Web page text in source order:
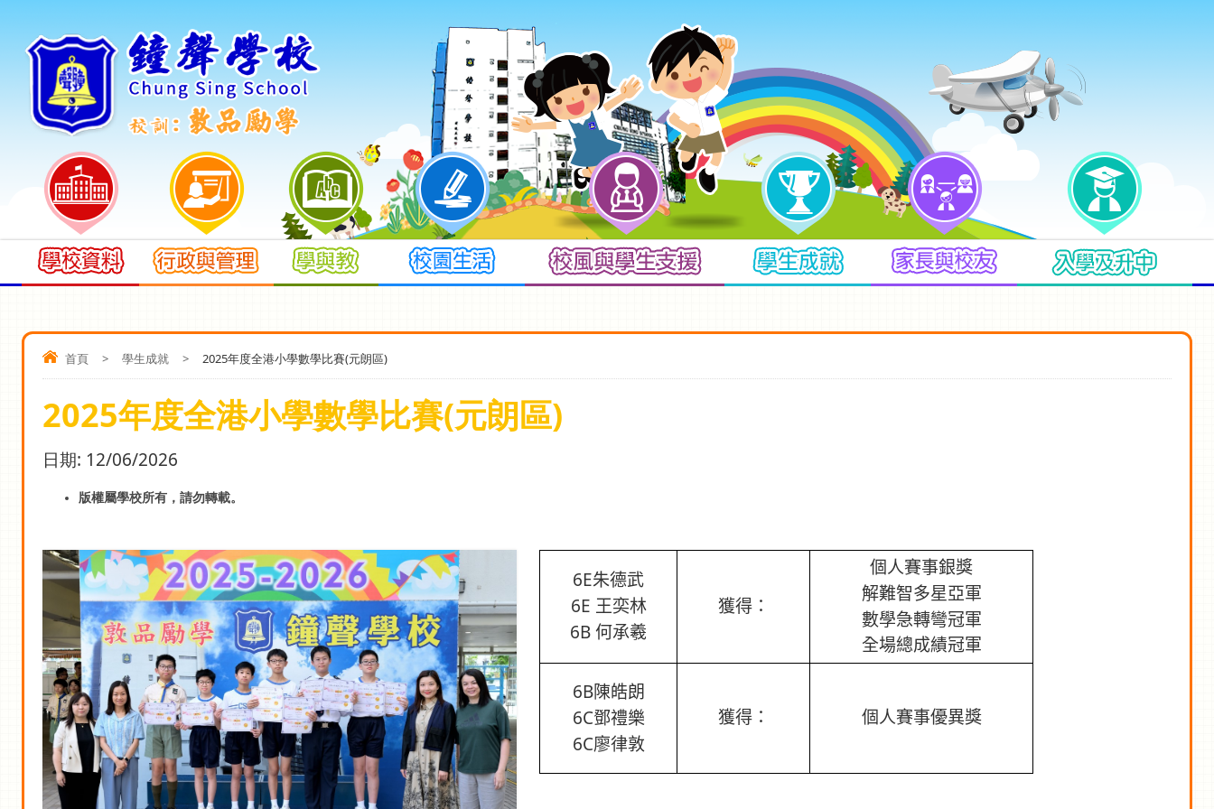
首頁 > 學生成就 > 2025年度全港小學數學比賽(元朗區)
2025年度全港小學數學比賽(元朗區)
日期: 12/06/2026
版權屬學校所有，請勿轉載。
6E朱德武
6E 王奕林
6B 何承羲
獲得：
個人賽事銀獎
解難智多星亞軍
數學急轉彎冠軍
全場總成績冠軍
6B陳皓朗
6C鄧禮樂
6C廖律敦
獲得： 個人賽事優異獎